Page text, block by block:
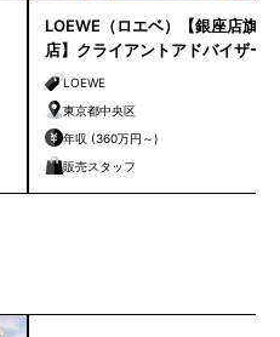
LOEWE（ロエベ）【銀座店旗艦
店】クライアントアドバイザー
／シニアクライアントアドバイ
ザー募集
LOEWE
東京都中央区
年収 (360万円～)
販売スタッフ